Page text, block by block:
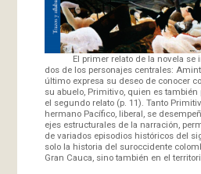
El primer relato de la novela se
dos de los personajes centrales:
último expresa su deseo de conocer
su abuelo, Primitivo, quien es
el segundo relato (p. 11). Tanto
hermano Pacífico, liberal, se
ejes estructurales de la narración,
de variados episodios históricos del
solo la historia del suroccidente
Gran Cauca, sino también en el